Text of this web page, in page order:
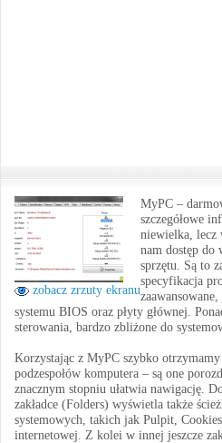
zobacz zrzuty ekranu
MyPC –
szczegółowe
niewielka, lecz
nam dostęp do
sprzętu. Są to
specyfikacja
systemu BIOS oraz płyty głównej.
sterowania, bardzo zbliżone do
Korzystając z MyPC szybko
podzespołów komputera – są one
znacznym stopniu ułatwia nawigację.
zakładce (Folders) wyświetla także
systemowych, takich jak Pulpit,
internetowej. Z kolei w innej jeszcze